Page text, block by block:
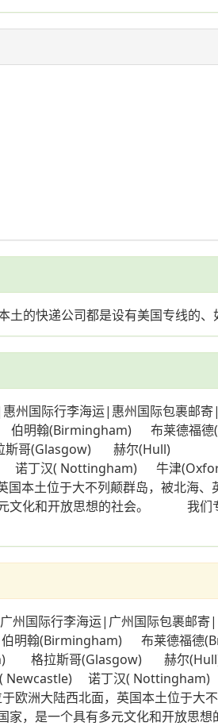
的快递公司都是设有美国专线的
国际行李海运|惠州国际包裹邮
伯明翰(Birmingham) 布莱
哥(Glasgow) 赫尔(Hull)
丁汉( Nottingham) 牛津
位于大不列颠群岛，被北海、英
文化和开放思想的社会。 我们
国际行李海运|广州国际包裹邮
伯明翰(Birmingham) 布莱德
格拉斯哥(Glasgow) 赫尔
诺丁汉(
西北面，英国本土位于大不列
家，是一个具有多元文化和开